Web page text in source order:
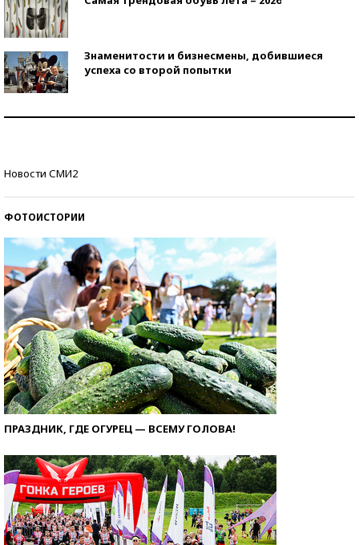
Знаменитости и бизнесмены, добившиеся
успеха со второй попытки
Новости СМИ2
ФОТОИСТОРИИ
ПРАЗДНИК, ГДЕ ОГУРЕЦ — ВСЕМУ ГОЛОВА!